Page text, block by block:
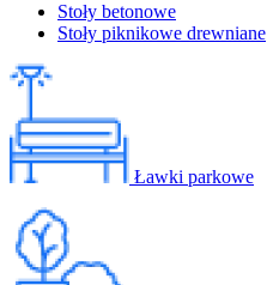
Stoły betonowe
Stoły piknikowe drewniane
Ławki parkowe